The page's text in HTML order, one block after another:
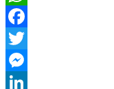
WhatsApp
Facebook
Twitter
Messenger